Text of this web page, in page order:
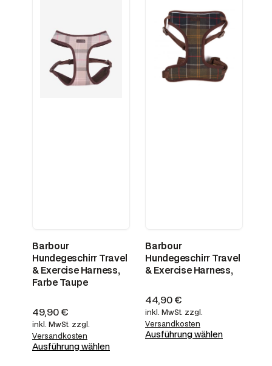
Barbour
Hundegeschirr Travel
& Exercise Harness,
Farbe Taupe
49,90€
inkl. MwSt. zzgl.
Versandkosten
Ausführung wählen
Barbour
Hundegeschirr Travel
& Exercise Harness,
44,90€
inkl. MwSt. zzgl.
Versandkosten
Ausführung wählen